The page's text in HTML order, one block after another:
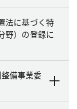
法に基づく特
野）の登録に
備事業委